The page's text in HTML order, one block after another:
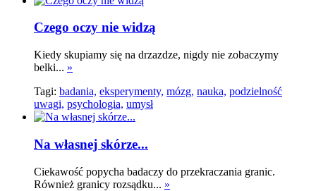
Czego oczy nie widzą
Kiedy skupiamy się na drzazdze, nigdy nie zobaczymy
belki... »
Tagi: badania, eksperymenty, mózg, nauka, podzielność
uwagi, psychologia, umysł
Na własnej skórze...
Ciekawość popycha badaczy do przekraczania granic.
Również granicy rozsądku... »